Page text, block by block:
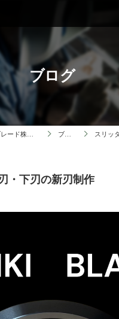
ブログ
千葉の研磨は三起ブレード株式会社 ブログ スリッタ
・下刃の新刃制作